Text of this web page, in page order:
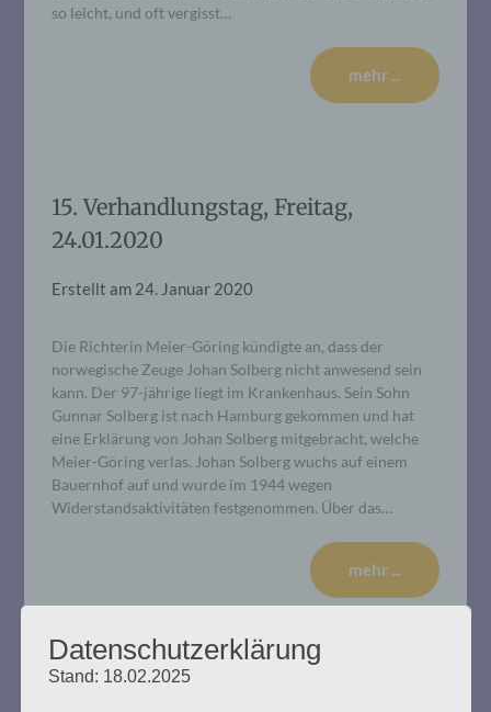
so leicht, und oft vergisst…
mehr ...
15. Verhandlungstag, Freitag,
24.01.2020
Erstellt am 24. Januar 2020
Die Richterin Meier-Göring kündigte an, dass der
norwegische Zeuge Johan Solberg nicht anwesend sein
kann. Der 97-jährige liegt im Krankenhaus. Sein Sohn
Gunnar Solberg ist nach Hamburg gekommen und hat
eine Erklärung von Johan Solberg mitgebracht, welche
Meier-Göring verlas. Johan Solberg wuchs auf einem
Bauernhof auf und wurde im 1944 wegen
Widerstandsaktivitäten festgenommen. Über das…
mehr ...
Datenschutzerklärung
Stand: 18.02.2025